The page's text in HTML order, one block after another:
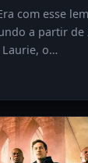
com esse
a partir de
o…